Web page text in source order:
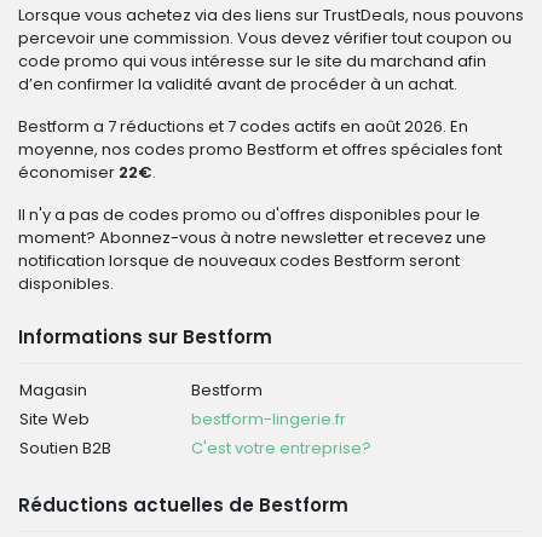
Lorsque vous achetez via des liens sur TrustDeals, nous pouvons
percevoir une commission. Vous devez vérifier tout coupon ou
code promo qui vous intéresse sur le site du marchand afin
d’en confirmer la validité avant de procéder à un achat.
Bestform a 7 réductions et 7 codes actifs en août 2026. En
moyenne, nos codes promo Bestform et offres spéciales font
économiser 22€.
Il n'y a pas de codes promo ou d'offres disponibles pour le
moment? Abonnez-vous à notre newsletter et recevez une
notification lorsque de nouveaux codes Bestform seront
disponibles.
Informations sur Bestform
Magasin
Bestform
Site Web
bestform-lingerie.fr
Soutien B2B
C'est votre entreprise?
Réductions actuelles de Bestform